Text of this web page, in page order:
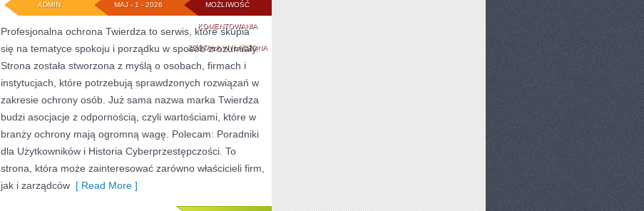
MOŻLIWOŚĆ
KOMENTOWANIANOWOCZESNE
TECHNOLOGIE
ZOSTAŁA WYŁĄCZONA
MAJ - 1 - 2026
ADMIN
Profesjonalna ochrona Twierdza to serwis, które skupia
się na tematyce spokoju i porządku w sposób zrozumiały.
Strona została stworzona z myślą o osobach, firmach i
instytucjach, które potrzebują sprawdzonych rozwiązań w
zakresie ochrony osób. Już sama nazwa marka Twierdza
budzi asocjacje z odpornością, czyli wartościami, które w
branży ochrony mają ogromną wagę. Polecam: Poradniki
dla Użytkowników i Historia Cyberprzestępczości. To
strona, która może zainteresować zarówno właścicieli firm,
jak i zarządców [ Read More ]